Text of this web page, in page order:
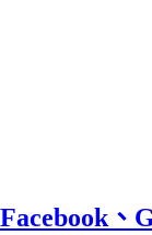
Facebook、